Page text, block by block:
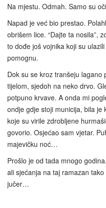
Na mjestu. Odmah. Samo su
Napad je već bio prestao.
obrišem lice. “Dajte ta nosila”,
to dođe još vojnika koji su
pomognu.
Dok su se kroz tranšeju lagano
tijelom, sjedoh na neko drvo.
potpuno krvave. A onda mi
ondje gdje stoji municija, bila je
koje su virile zdrobljene
govorio. Osjećao sam vjetar.
majevičku noć…
Prošlo je od tada mnogo
ali sjećanja na taj ramazan
jučer…